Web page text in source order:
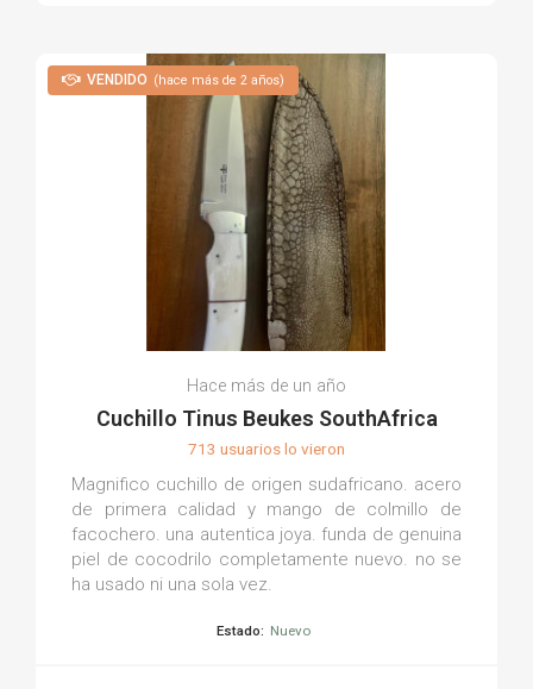
VENDIDO (hace más de 2 años)
Hace más de un año
Cuchillo Tinus Beukes SouthAfrica
713 usuarios lo vieron
Magnifico cuchillo de origen sudafricano. acero
de primera calidad y mango de colmillo de
facochero. una autentica joya. funda de genuina
piel de cocodrilo completamente nuevo. no se
ha usado ni una sola vez.
Estado: Nuevo